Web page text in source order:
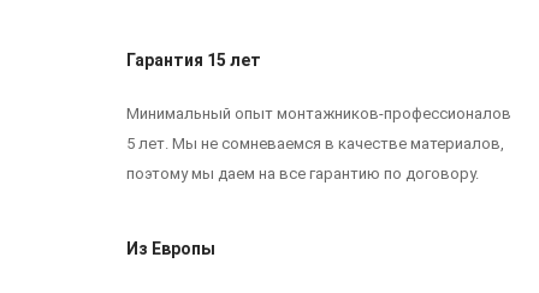
Гарантия 15 лет
Минимальный опыт монтажников-профессионалов
5 лет. Мы не сомневаемся в качестве материалов,
поэтому мы даем на все гарантию по договору.
Из Европы